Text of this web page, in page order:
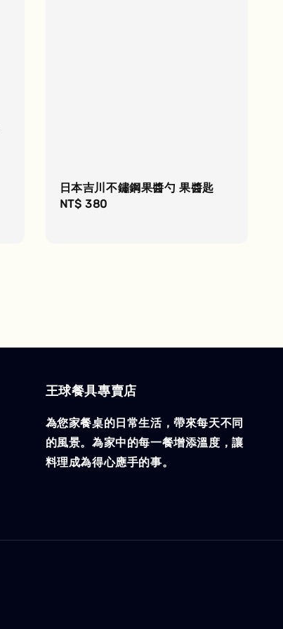
日本吉川不鏽鋼果醬勺 果醬匙
Regular
NT$ 380
王球餐具專賣店
為您家餐桌的日常生活，帶來每天不同
的風景。為家中的每一餐增添溫度，讓
料理成為得心應手的事。